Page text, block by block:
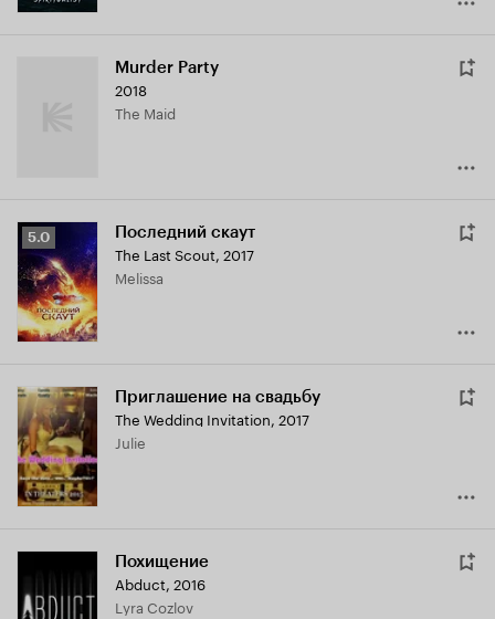
Murder Party
2018
The Maid
Рейтинг
Кинопоиска
5.0
5.0 Последний скаут
The Last Scout, 2017
Melissa
Приглашение на свадьбу
The Wedding Invitation, 2017
Julie
Похищение
Abduct, 2016
Lyra Cozlov